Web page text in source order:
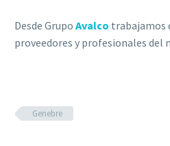
Desde Grupo Avalco trabajamos
proveedores y profesionales del
Genebre